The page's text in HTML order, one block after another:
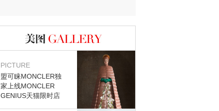
图库
PICTURE
盟可睐MONCLER独
家上线MONCLER
GENIUS天猫限时店